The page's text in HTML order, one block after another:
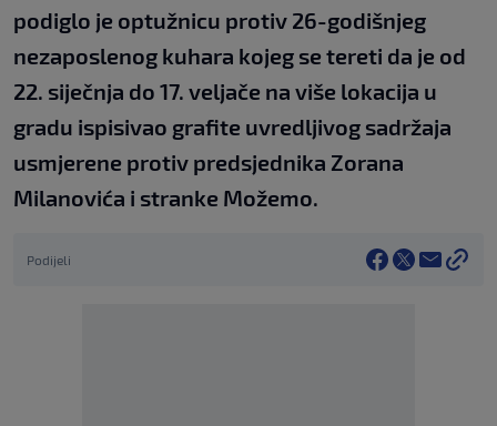
podiglo je optužnicu protiv 26-godišnjeg
nezaposlenog kuhara kojeg se tereti da je od
22. siječnja do 17. veljače na više lokacija u
gradu ispisivao grafite uvredljivog sadržaja
usmjerene protiv predsjednika Zorana
Milanovića i stranke Možemo.
Podijeli